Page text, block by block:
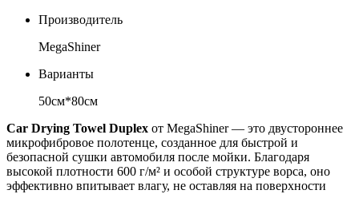
Производитель
MegaShiner
Варианты
50см*80см
Car Drying Towel Duplex от MegaShiner — это двустороннее
микрофибровое полотенце, созданное для быстрой и
безопасной сушки автомобиля после мойки. Благодаря
высокой плотности 600 г/м² и особой структуре ворса, оно
эффективно впитывает влагу, не оставляя на поверхности